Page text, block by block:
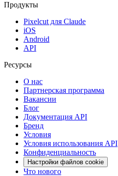
Продукты
Pixelcut для Claude
iOS
Android
API
Ресурсы
О нас
Партнерская программа
Вакансии
Блог
Документация API
Бренд
Условия
Условия использования API
Конфиденциальность
Настройки файлов cookie
Что нового